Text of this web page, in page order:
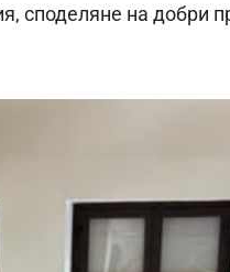
споделяне на добри